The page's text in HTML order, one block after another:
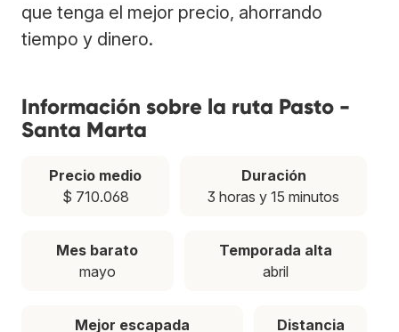
que tenga el mejor precio, ahorrando
tiempo y dinero.
Información sobre la ruta Pasto -
Santa Marta
Precio medio
$ 710.068
Duración
3 horas y 15 minutos
Mes barato
mayo
Temporada alta
abril
Mejor escapada
Distancia